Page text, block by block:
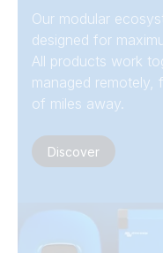
Our modular
designed for
All products work
managed
of miles away.
Discover